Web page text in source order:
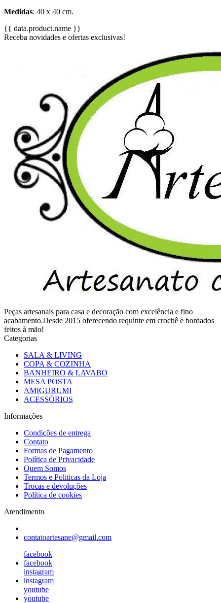
Medidas: 40 x 40 cm.
{{ data.product.name }}
Receba novidades e ofertas exclusivas!
Peças artesanais para casa e decoração com excelência e fino
acabamento.Desde 2015 oferecendo requinte em crochê e bordados
feitos à mão!
Categorias
SALA & LIVING
COPA & COZINHA
BANHEIRO & LAVABO
MESA POSTA
AMIGURUMI
ACESSÓRIOS
Informações
Condições de entrega
Contato
Formas de Pagamento
Política de Privacidade
Quem Somos
Termos e Politicas da Loja
Trocas e devoluções
Política de cookies
Atendimento
contatoartesane@gmail.com
facebook
facebook
instagram
instagram
youtube
youtube